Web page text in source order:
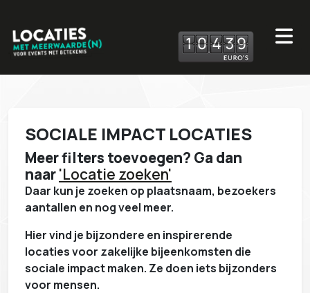
10 439
SOCIALE IMPACT LOCATIES
Meer filters toevoegen? Ga dan
naar'Locatie zoeken'
Daar kun je zoeken op plaatsnaam, bezoekers
aantallen en nog veel meer.
Hier vind je bijzondere en inspirerende
locaties voor zakelijke bijeenkomsten die
sociale impact maken. Ze doen iets bijzonders
voor mensen.